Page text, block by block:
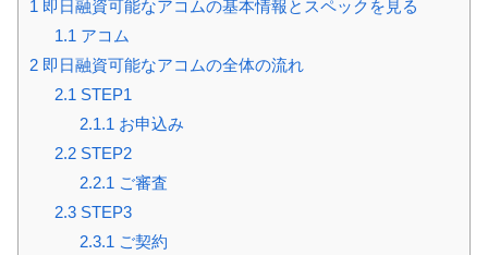
1 即日融資可能なアコムの基本情報とスペックを見る
1.1 アコム
2 即日融資可能なアコムの全体の流れ
2.1 STEP1
2.1.1 お申込み
2.2STEP2
2.2.1 ご審査
2.3STEP3
2.3.1 ご契約